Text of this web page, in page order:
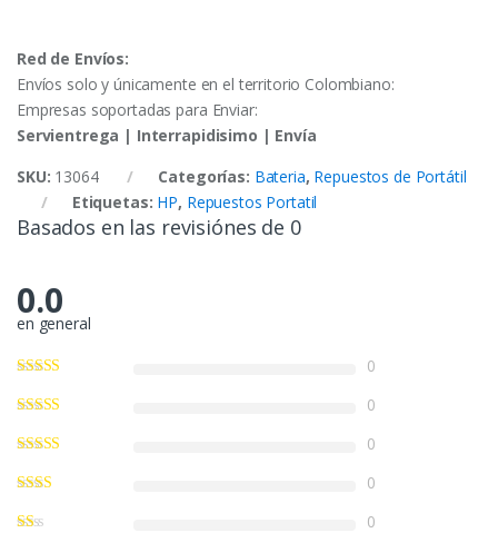
Red de Envíos:
Envíos solo y únicamente en el territorio Colombiano:
Empresas soportadas para Enviar:
Servientrega | Interrapidisimo | Envía
SKU: 13064 Categorías: Bateria, Repuestos de Portátil
Etiquetas: HP, Repuestos Portatil
Basados en las revisiónes de 0
0.0
en general
0
0
0
0
0